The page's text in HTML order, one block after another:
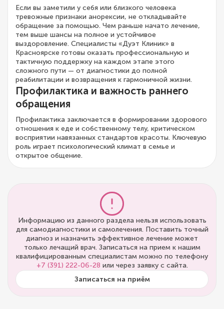
Если вы заметили у себя или близкого человека
тревожные признаки анорексии, не откладывайте
обращение за помощью. Чем раньше начато лечение,
тем выше шансы на полное и устойчивое
выздоровление. Специалисты «Дуэт Клиник» в
Красноярске готовы оказать профессиональную и
тактичную поддержку на каждом этапе этого
сложного пути — от диагностики до полной
реабилитации и возвращения к гармоничной жизни.
Профилактика и важность раннего
обращения
Профилактика заключается в формировании здорового
отношения к еде и собственному телу, критическом
восприятии навязанных стандартов красоты. Ключевую
роль играет психологический климат в семье и
открытое общение.
Информацию из данного раздела нельзя использовать
для самодиагностики и самолечения. Поставить точный
диагноз и назначить эффективное лечение может
только лечащий врач. Записаться на прием к нашим
квалифицированным специалистам можно по телефону
+7 (391) 222-06-28 или через заявку с сайта.
Записаться на приём